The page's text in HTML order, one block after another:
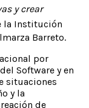
y crear
la Institución
Barreto.
por
Software y en
situaciones
y la
de